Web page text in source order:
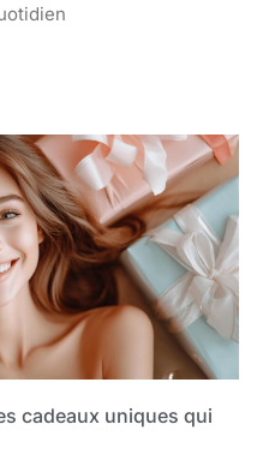
cadeaux uniques qui